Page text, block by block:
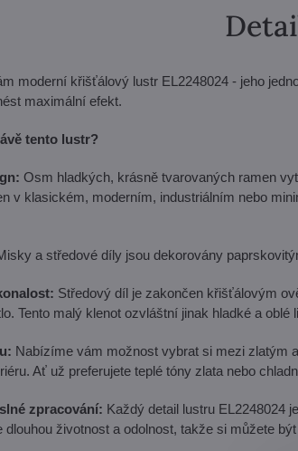
moderní křišťálový lustr EL2248024 - jeho
maximální efekt.
tento lustr?
Osm hladkých, krásně tvarovaných ramen
v klasickém, moderním, industriálním nebo
a středové díly jsou dekorovány
Středový díl je zakončen křišťálovým
Tento malý klenot ozvláštní jinak hladké a oblé
Nabízíme vám možnost vybrat si mezi zlatým
Ať už preferujete teplé tóny zlata nebo
zpracování: Každý detail lustru EL2248024
dlouhou životnost a odolnost, takže si můžete